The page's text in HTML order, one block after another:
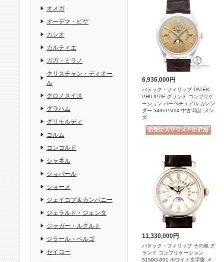
6,936,000円
パテック・フィリップ PATEK
PHILIPPE グランド コンプリケ
ーション パーペチュアル カレン
ダー 5496P-014 中古 時計 メン
ズ
11,330,000円
パテック・フィリップ その他 グ
ランド コンプリケーション
5159G-001 ホワイト文字盤 メ
オメガ
オーデマ・ピゲ
カシオ
カルティエ
ガガ・ミラノ
クリスチャン・ディオー
ル
クロノスイス
グラハム
グリモルディ
コルム
コンコルド
シャネル
ショパール
ショーメ
ジェイコブ＆カンパニー
ジェラルド・ジェンタ
ジャガー・ルクルト
ジラール・ペルゴ
セイコー